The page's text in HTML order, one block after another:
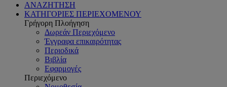
ΑΝΑΖΗΤΗΣΗ
ΚΑΤΗΓΟΡΙΕΣ ΠΕΡΙΕΧΟΜΕΝΟΥ
Γρήγορη Πλοήγηση
Δωρεάν Περιεχόμενο
Έγγραφα επικαιρότητας
Περιοδικά
Βιβλία
Εφαρμογές
Περιεχόμενο